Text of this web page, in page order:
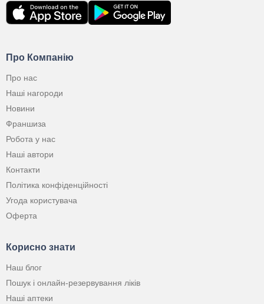
Про Компанію
Про нас
Наші нагороди
Новини
Франшиза
Робота у нас
Наші автори
Контакти
Політика конфіденційності
Угода користувача
Оферта
Корисно знати
Наш блог
Пошук і онлайн-резервування ліків
Наші аптеки